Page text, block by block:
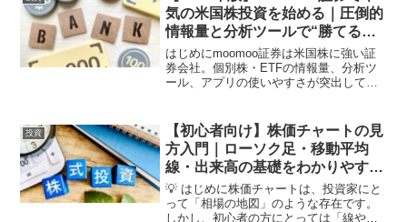
かりますが、...
気の米国株投資を始める｜圧倒的
情報量と分析ツールで“勝てる投
資環境”を手に入れる完全ガイド
はじめにmoomoo証券は米国株に強い証
券会社。個別株・ETFの情報量、分析ツ
ール、アプリの使いやすさが突出してお
化する方法・始め方を丁寧に解説。
🔽moomoo証券...
投資
【初心者向け】株価チャートの見
方入門｜ローソク足・移動平均
線・出来高の基礎をわかりやすく
解説
💡 はじめに株価チャートは、投資家にと
って「相場の地図」のような存在です。
しかし、初心者の方にとっては「線や棒